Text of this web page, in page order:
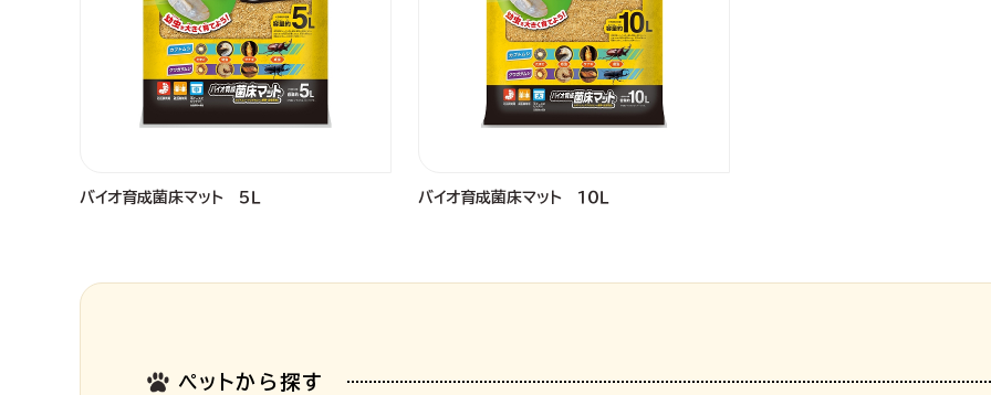
バイオ育成菌床マット ５Ｌ バイオ育成菌床マット １０Ｌ
ペットから探す